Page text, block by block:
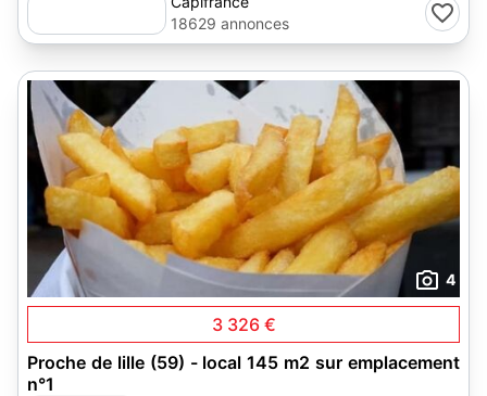
18629 annonces
4
3 326 €
Proche de lille (59) - local 145 m2 sur emplacement
n°1